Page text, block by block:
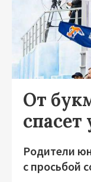
От
спасет
Родители
с просьбой